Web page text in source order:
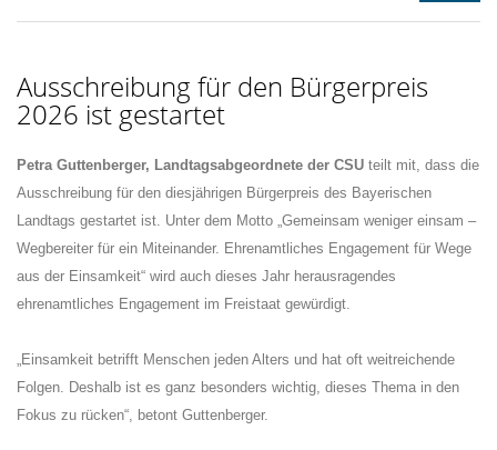
Ausschreibung für den Bürgerpreis
2026 ist gestartet
Petra Guttenberger, Landtagsabgeordnete der CSU teilt mit, dass die
Ausschreibung für den diesjährigen Bürgerpreis des Bayerischen
Landtags gestartet ist. Unter dem Motto „Gemeinsam weniger einsam –
Wegbereiter für ein Miteinander. Ehrenamtliches Engagement für Wege
aus der Einsamkeit“ wird auch dieses Jahr herausragendes
ehrenamtliches Engagement im Freistaat gewürdigt.
Einsamkeit betrifft Menschen jeden Alters und hat oft weitreichende
Folgen. Deshalb ist es ganz besonders wichtig, dieses Thema in den
Fokus zu rücken“, betont Guttenberger.